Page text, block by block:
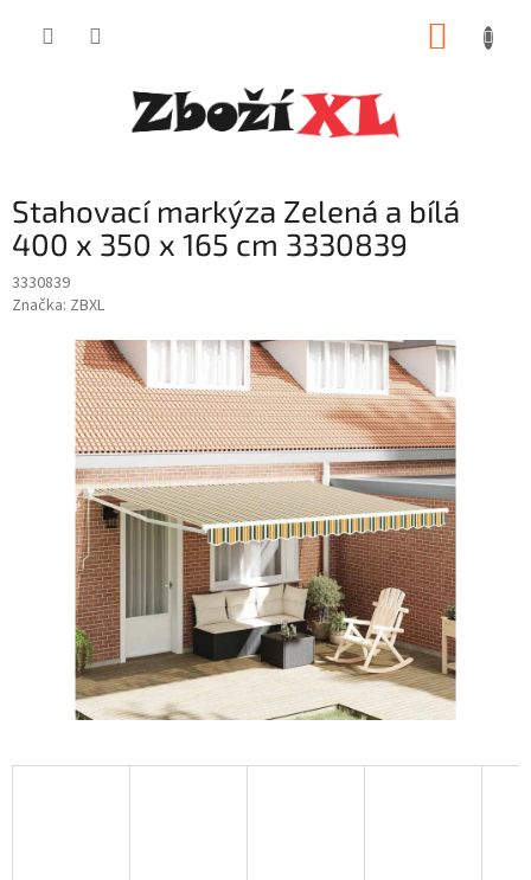
Stahovací markýza Zelená a bílá
400 x 350 x 165 cm 3330839
3330839
Značka: ZBXL